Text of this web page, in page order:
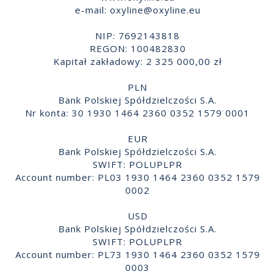
e-mail: oxyline@oxyline.eu
NIP: 7692143818
REGON: 100482830
Kapitał zakładowy: 2 325 000,00 zł
PLN
Bank Polskiej Spółdzielczości S.A.
Nr konta: 30 1930 1464 2360 0352 1579 0001
EUR
Bank Polskiej Spółdzielczości S.A.
SWIFT: POLUPLPR
Account number: PL03 1930 1464 2360 0352 1579
0002
USD
Bank Polskiej Spółdzielczości S.A.
SWIFT: POLUPLPR
Account number: PL73 1930 1464 2360 0352 1579
0003